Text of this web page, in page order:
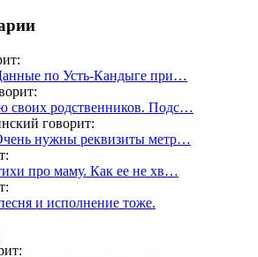
по Усть-Кандыге при…
своих родственников. Подс…
говорит:
нужны реквизиты метр…
про маму. Как ее не хв…
и исполнение тоже.